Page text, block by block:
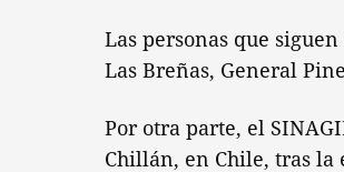
Las personas que
Las Breñas, General
Por otra parte, el
Chillán, en Chile, tras